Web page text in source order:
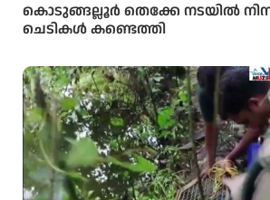
കൊടുങ്ങല്ലൂർ തെക്കേ നടയിൽ
ചെടികൾ കണ്ടെത്തി